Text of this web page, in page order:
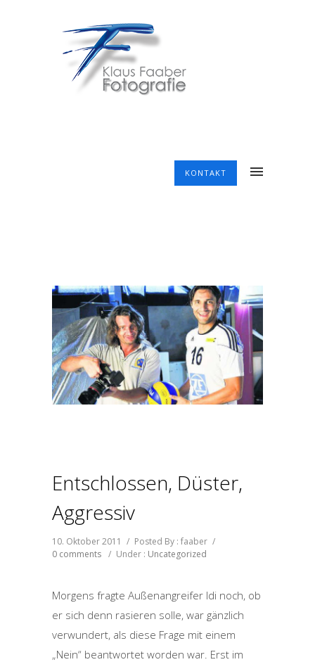
KONTAKT
Entschlossen, Düster,
Aggressiv
10. Oktober 2011 / Posted By : faaber /
0 comments / Under : Uncategorized
Morgens fragte Außenangreifer Idi noch, ob
er sich denn rasieren solle, war gänzlich
verwundert, als diese Frage mit einem
„Nein“ beantwortet worden war. Erst im